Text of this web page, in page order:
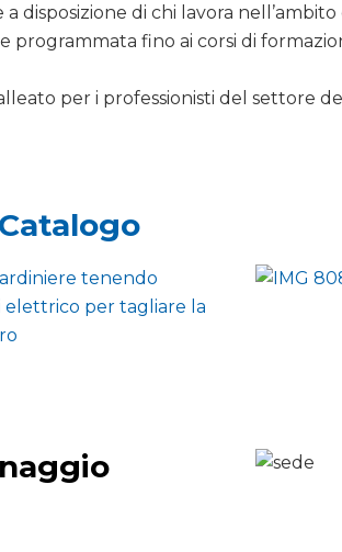
disposizione di chi lavora
fino ai corsi di
per i professionisti del settore
Catalogo